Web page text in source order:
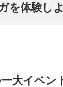
を体験し
大イベン